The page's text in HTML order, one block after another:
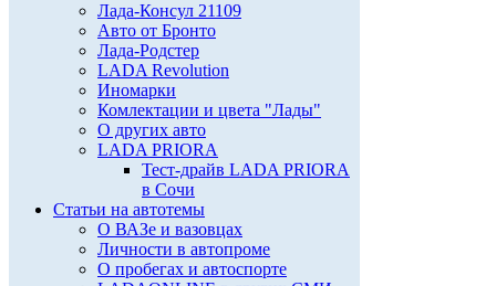
Лада-Консул 21109
Авто от Бронто
Лада-Родстер
LADA Revolution
Иномарки
Комлектации и цвета "Лады"
О других авто
LADA PRIORA
Тест-драйв LADA PRIORA
в Сочи
Статьи на автотемы
О ВАЗе и вазовцах
Личности в автопроме
О пробегах и автоспорте